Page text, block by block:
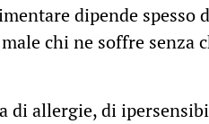
dipende spesso
chi ne soffre
di allergie, di